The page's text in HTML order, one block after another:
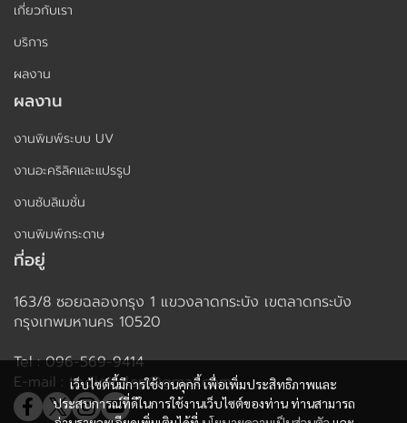
เว็บไซต์นี้มีการใช้งานคุกกี้ เพื่อเพิ่มประสิทธิภาพและ
ประสบการณ์ที่ดีในการใช้งานเว็บไซต์ของท่าน ท่านสามารถ
เกี่ยวกับเรา
บริการ
ผลงาน
ผลงาน
งานพิมพ์ระบบ UV
งานอะคริลิคและแปรรูป
งานซับลิเมชั่น
งานพิมพ์กระดาษ
ที่อยู่
163/8 ซอยฉลองกรุง 1 แขวงลาดกระบัง เขตลาดกระบัง
กรุงเทพมหานคร 10520
Tel : 096-569-9414
E-mail : tpdigital.sp@gmail.com